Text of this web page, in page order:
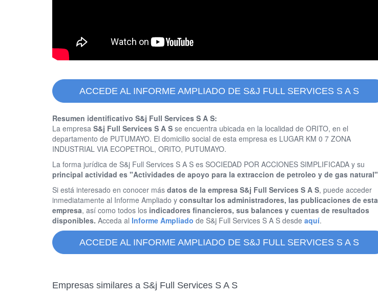
ACCEDE AL INFORME AMPLIADO DE S&J FULL SERVICES S A S
Resumen identificativo S&j Full Services S A S:
La empresa S&j Full Services S A S se encuentra ubicada en la localidad de ORITO, en el
departamento de PUTUMAYO. El domicilio social de esta empresa es LUGAR KM 0 7 ZONA
INDUSTRIAL VIA ECOPETROL, ORITO, PUTUMAYO.
La forma jurídica de S&j Full Services S A S es SOCIEDAD POR ACCIONES SIMPLIFICADA y su
principal actividad es "Actividades de apoyo para la extraccion de petroleo y de gas natural"
Si está interesado en conocer más datos de la empresa S&j Full Services S A S, puede acceder
inmediatamente al Informe Ampliado y consultar los administradores, las publicaciones de esta
empresa, así como todos los indicadores financieros, sus balances y cuentas de resultados
disponibles. Acceda al Informe Ampliado de S&j Full Services S A S desde aquí.
ACCEDE AL INFORME AMPLIADO DE S&J FULL SERVICES S A S
Empresas similares a S&j Full Services S A S